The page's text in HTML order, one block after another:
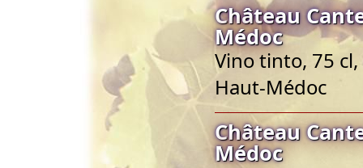
Château
Médoc
Vino tinto, 75
Haut-Médoc
Château
Médoc